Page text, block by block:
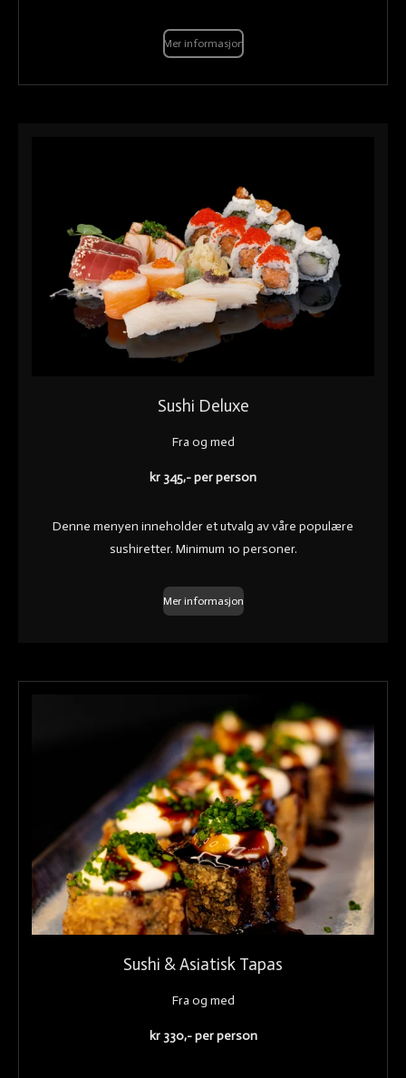
Mer informasjon
Sushi Deluxe
Fra og med
kr 345,- per person
Denne menyen inneholder et utvalg av våre populære
sushiretter. Minimum 10 personer.
Mer informasjon
Sushi & Asiatisk Tapas
Fra og med
kr 330,- per person